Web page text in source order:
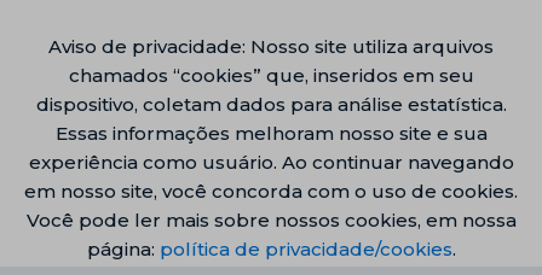
Aviso de privacidade: Nosso site utiliza arquivos
chamados “cookies” que, inseridos em seu
dispositivo, coletam dados para análise estatística.
Essas informações melhoram nosso site e sua
experiência como usuário. Ao continuar navegando
em nosso site, você concorda com o uso de cookies.
Você pode ler mais sobre nossos cookies, em nossa
página: política de privacidade/cookies.